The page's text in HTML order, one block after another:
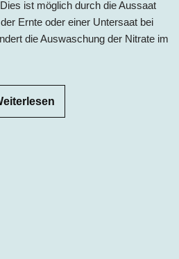
ist möglich durch die Aussaat
Ernte oder einer Untersaat bei
die Auswaschung der Nitrate im